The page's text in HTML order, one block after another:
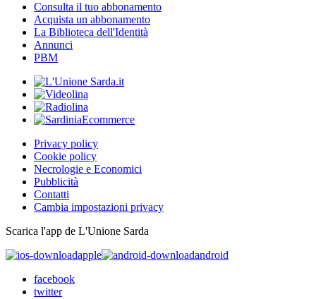
Consulta il tuo abbonamento
Acquista un abbonamento
La Biblioteca dell'Identità
Annunci
PBM
Privacy policy
Cookie policy
Necrologie e Economici
Pubblicità
Contatti
Cambia impostazioni privacy
Scarica l'app de L'Unione Sarda
apple
android
facebook
twitter